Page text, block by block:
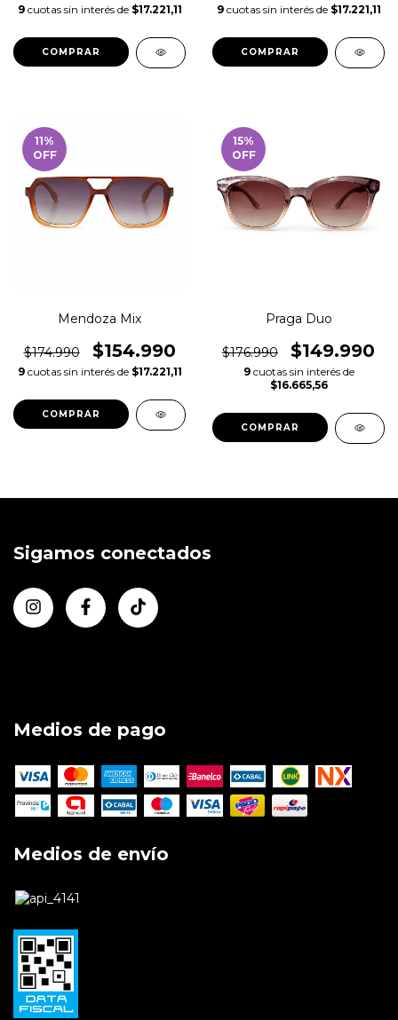
9 cuotas sin interés de $17.221,11 9 cuotas sin interés de $17.221,11
11%
OFF
Mendoza Mix
$174.990 $154.990
9 cuotas sin interés de $17.221,11
15%
OFF
Praga Duo
$176.990 $149.990
9 cuotas sin interés de
$16.665,56
Sigamos conectados
Medios de pago
Medios de envío